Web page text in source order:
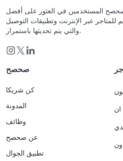
المستخدمين في العثور على أفضل
للمتاجر عبر الإنترنت وتطبيقات التوصيل
والتي يتم تحديثها باستمرار.
صحصح
كن شريكا
المدونة
وظائف
عن صحصح
تطبيق الجوال